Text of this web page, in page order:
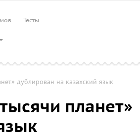
Тесты
дублирован на казахский язык
планет»